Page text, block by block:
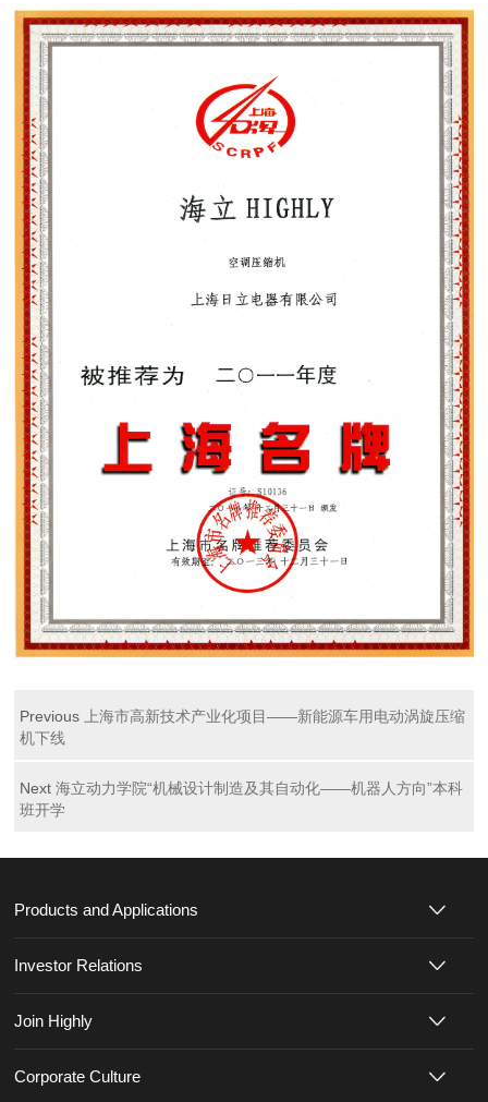
Previous
上海市高新技术产业化项目——新能源车用电动涡旋压缩
机下线
Next 海立动力学院“机械设计制造及其自动化——机器人方向”本科
班开学
Products and Applications
Investor Relations
Join Highly
Corporate Culture